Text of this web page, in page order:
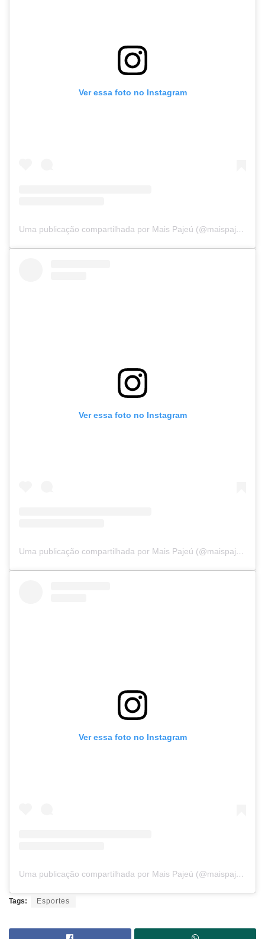
Ver essa foto no Instagram
Uma publicação compartilhada por Mais Pajeú (@maispajeu)
Ver essa foto no Instagram
Uma publicação compartilhada por Mais Pajeú (@maispajeu)
Ver essa foto no Instagram
Uma publicação compartilhada por Mais Pajeú (@maispajeu)
Tags: Esportes